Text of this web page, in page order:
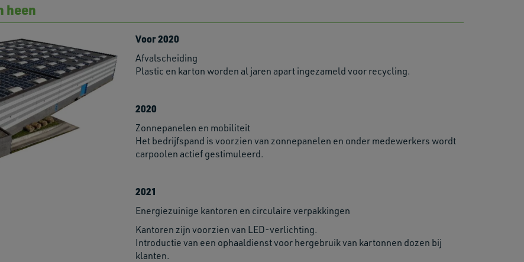
heen
Voor 2020
Afvalscheiding
Plastic en karton worden al jaren apart ingezameld voor recycling.
2020
Zonnepanelen en mobiliteit
Het bedrijfspand is voorzien van zonnepanelen en onder medewerkers wordt
carpoolen actief gestimuleerd.
2021
Energiezuinige kantoren en circulaire verpakkingen
Kantoren zijn voorzien van LED-verlichting.
Introductie van een ophaaldienst voor hergebruik van kartonnen dozen bij
klanten.